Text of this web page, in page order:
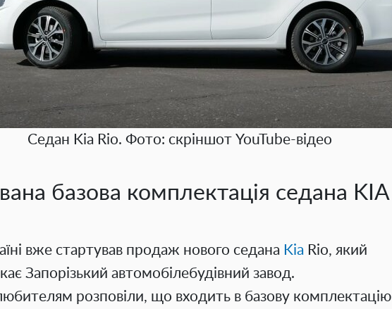
Седан Kia Rio. Фото: скріншот YouTube-відео
базова комплектація седана KIA
вже стартував продаж нового седана Kia Rio, який
Запорізький автомобілебудівний завод.
розповіли, що входить в базову комплектацію